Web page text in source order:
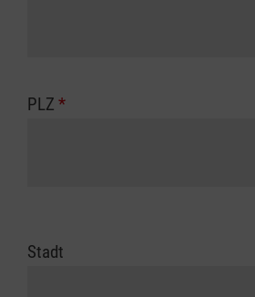
PLZ *
Stadt